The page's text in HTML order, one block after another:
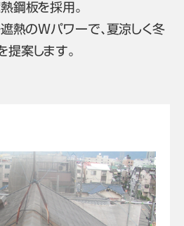
鋼板を採用。
遮熱のWパワーで、夏涼しく冬
案します。